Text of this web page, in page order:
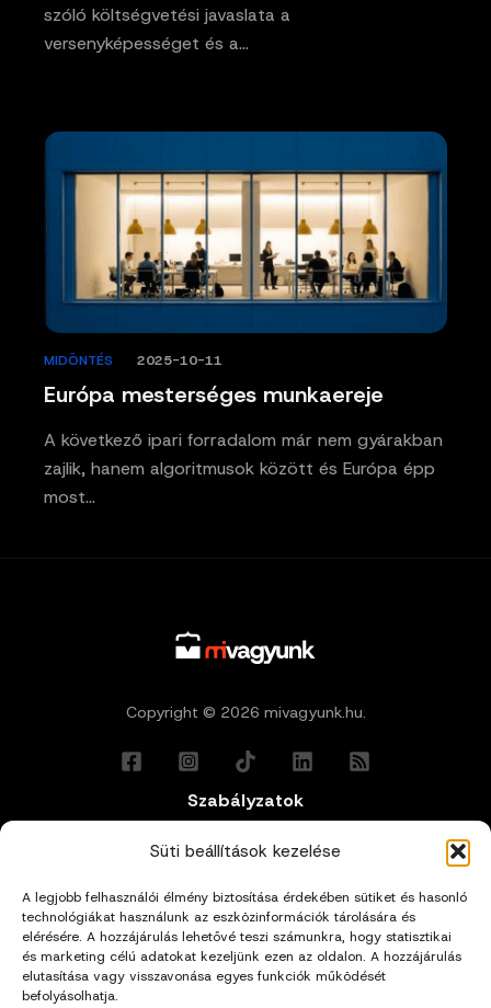
Süti beállítások kezelése
A legjobb felhasználói élmény biztosítása érdekében sütiket és hasonló
technológiákat használunk az eszközinformációk tárolására és
elérésére. A hozzájárulás lehetővé teszi számunkra, hogy statisztikai
és marketing célú adatokat kezeljünk ezen az oldalon. A hozzájárulás
elutasítása vagy visszavonása egyes funkciók működését
befolyásolhatja.
szóló költségvetési javaslata a
versenyképességet és a…
Európa mesterséges munkaereje
MIDÖNTÉS 2025-10-11
A következő ipari forradalom már nem gyárakban
zajlik, hanem algoritmusok között és Európa épp
most…
Copyright © 2026 mivagyunk.hu.
Szabályzatok
Általános Felhasználási Feltételek
Adatkezelési Tájékoztató
Impresszum